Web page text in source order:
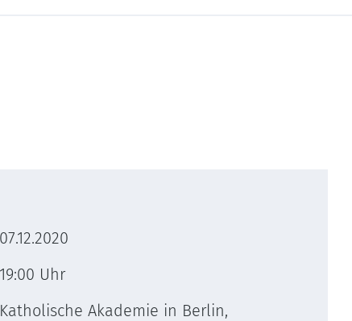
07.12.2020
19:00 Uhr
Katholische Akademie in Berlin,